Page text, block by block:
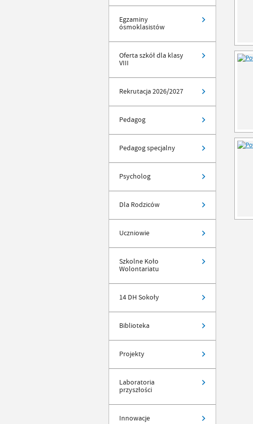
Egzaminy
ósmoklasistów
Oferta szkół dla klasy
VIII
Rekrutacja 2026/2027
Pedagog
Pedagog specjalny
Psycholog
Dla Rodziców
Uczniowie
Szkolne Koło
Wolontariatu
14 DH Sokoły
Biblioteka
Projekty
Laboratoria
przyszłości
Innowacje